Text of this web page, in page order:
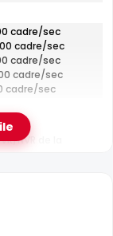
de iluminare
40 metri, oferind
IR sunt
cadre/sec
cadre/sec
cadre/sec
cadre/sec
cadre/sec
NVR de la